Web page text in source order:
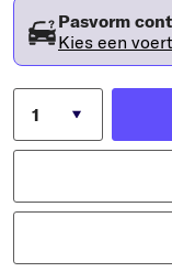
Pasvorm
Kies een